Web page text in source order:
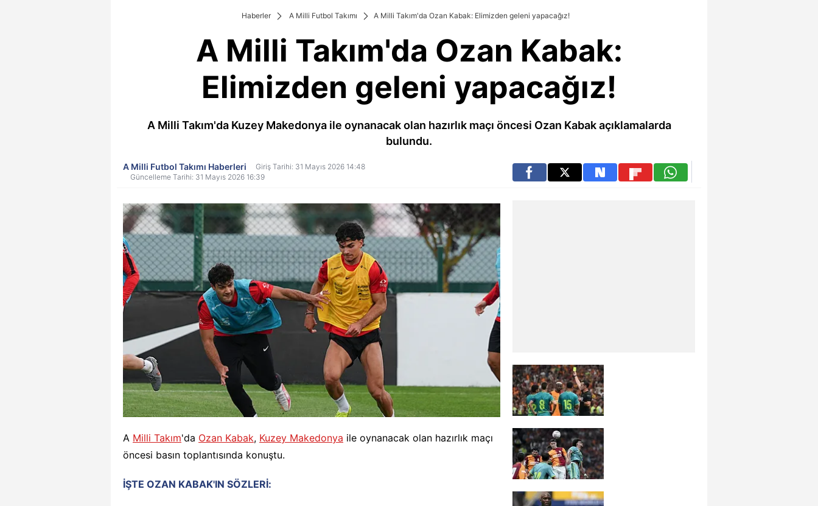
Haberler A Milli Futbol Takımı A Milli Takım'da Ozan Kabak: Elimizden geleni yapacağız!
A Milli Takım'da Ozan Kabak:
Elimizden geleni yapacağız!
A Milli Takım'da Kuzey Makedonya ile oynanacak olan hazırlık maçı öncesi Ozan Kabak açıklamalarda
bulundu.
A Milli Futbol Takımı Haberleri
Giriş Tarihi: 31 Mayıs 2026 14:48
Güncelleme Tarihi: 31 Mayıs 2026 16:39
A Milli Takım'da Ozan Kabak, Kuzey Makedonya ile oynanacak olan hazırlık maçı
öncesi basın toplantısında konuştu.
İŞTE OZAN KABAK'IN SÖZLERİ: